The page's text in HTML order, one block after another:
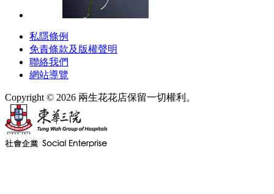
私隱條例
免責條款及版權聲明
聯絡我們
網站導覽
Copyright © 2026 兩生花花店保留一切權利。